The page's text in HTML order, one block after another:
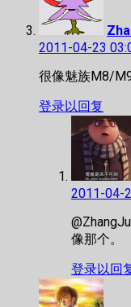
2011-04-23
很像魅族M8/
登录以回复
2011-04-
像那个。
登录以回